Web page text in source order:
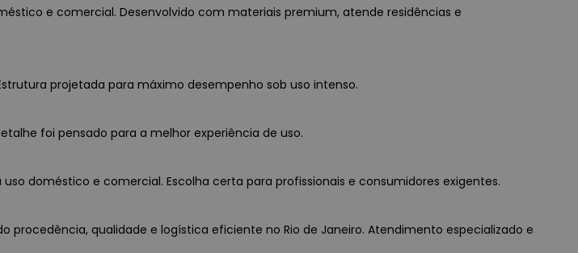
e comercial. Desenvolvido com materiais premium, atende residências e
projetada para máximo desempenho sob uso intenso.
foi pensado para a melhor experiência de uso.
doméstico e comercial. Escolha certa para profissionais e consumidores exigentes.
procedência, qualidade e logística eficiente no Rio de Janeiro. Atendimento especializado e